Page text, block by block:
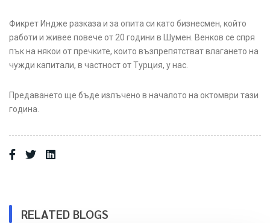
Фикрет Индже разказа и за опита си като бизнесмен, който
работи и живее повече от 20 години в Шумен. Венков се спря
пък на някои от пречките, които възпрепятстват влагането на
чужди капитали, в частност от Турция, у нас.
Предаването ще бъде излъчено в началото на октомври тази
година.
RELATED BLOGS